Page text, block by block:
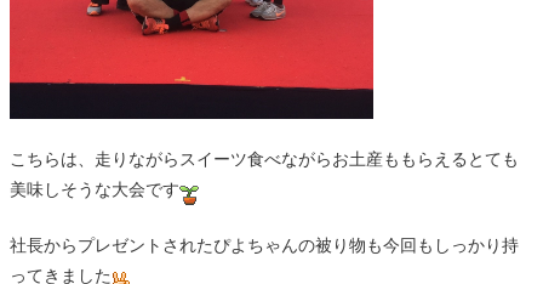
こちらは、走りながらスイーツ食べながらお土産ももらえるとても
美味しそうな大会です
社長からプレゼントされたぴよちゃんの被り物も今回もしっかり持
ってきました